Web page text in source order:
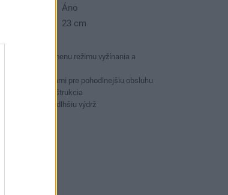
nabíjačky:
Áno
23 cm
23cm
pre rýchlu zmenu režimu vyžínania a
s dvoma rukoväťami pre pohodlnejšiu obsluhu
a ľahká konštrukcia
výložník pre dlhšiu výdrž